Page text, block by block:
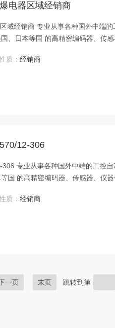
电器区域经销商
域经销商 专业从事各种国外中端
、日本等国 的高精密编码器、传
，组织结构清晰，分工明确
质：经销商
12-306
专业从事各种国外中端的工控
国 的高精密编码器、传感器、仪
质：经销商
一页 末页 跳转到第